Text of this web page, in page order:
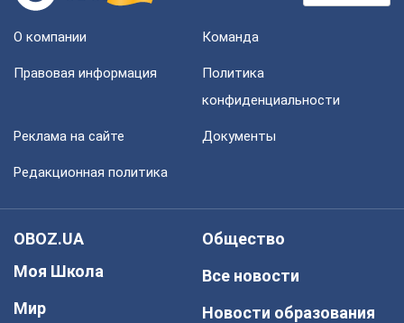
О компании Команда
Правовая информация
Политика
конфиденциальности
Реклама на сайте Документы
Редакционная политика
OBOZ.UA
Моя Школа
Мир
Общество
Все новости
Новости образования